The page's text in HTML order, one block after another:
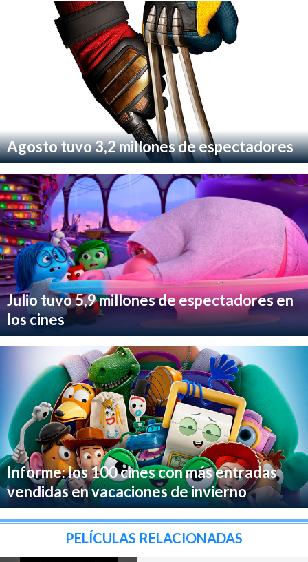
Agosto tuvo 3,2 millones de espectadores
Julio tuvo 5,9 millones de espectadores en
los cines
Informe: los 100 cines con más entradas
vendidas en vacaciones de invierno
PELÍCULAS RELACIONADAS